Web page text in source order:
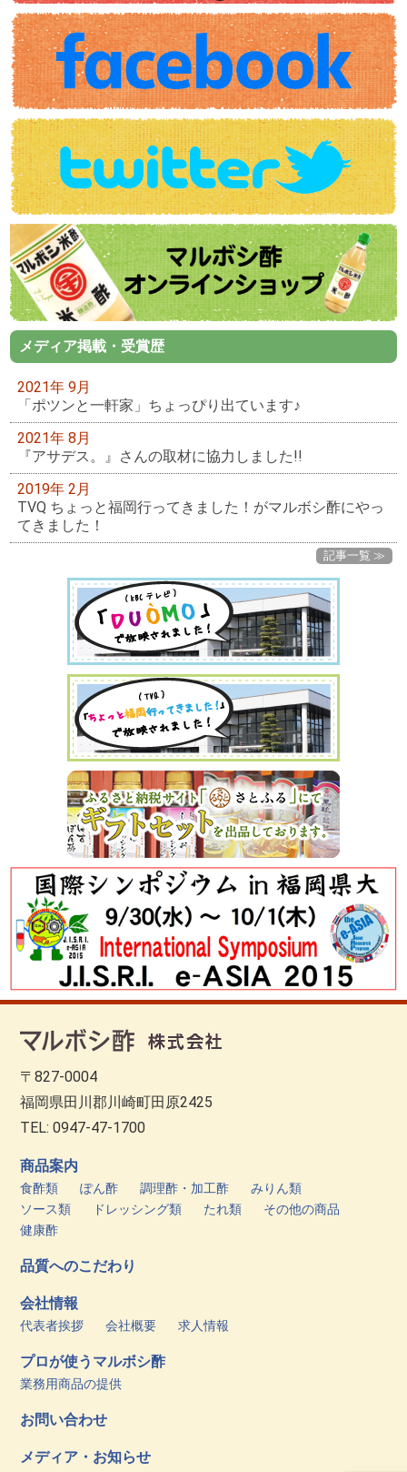
メディア掲載・受賞歴
2021年 9月
「ポツンと一軒家」ちょっぴり出ています♪
2021年 8月
『アサデス。』さんの取材に協力しました!!
2019年 2月
TVQ ちょっと福岡行ってきました！がマルボシ酢にやっ
てきました！
記事一覧 ≫
〒827-0004
福岡県田川郡川崎町田原2425
TEL: 0947-47-1700
商品案内
食酢類 ぽん酢 調理酢・加工酢
みりん類
ソース類
ドレッシング類 たれ類
その他の商品
健康酢
品質へのこだわり
会社情報
代表者挨拶 会社概要 求人情報
プロが使うマルボシ酢
業務用商品の提供
お問い合わせ
メディア・お知らせ